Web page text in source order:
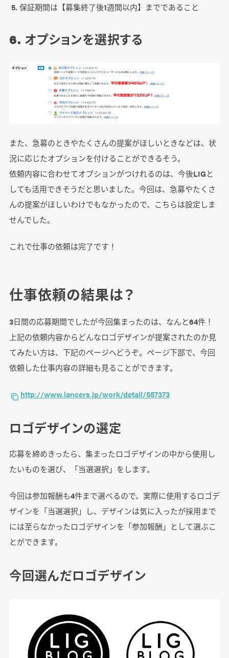
保証期間は【募集終了後1週間以内】までであること
6. オプションを選択する
また、急募のときやたくさんの提案がほしいときなどは、状
況に応じたオプションを付けることができるそう。
依頼内容に合わせてオプションがつけれるのは、今後LIGと
しても活用できそうだと思いました。今回は、急募やたくさ
んの提案がほしいわけでもなかったので、こちらは設定しま
せんでした。
これで仕事の依頼は完了です！
仕事依頼の結果は？
3日間の応募期間でしたが今回集まったのは、なんと64件！
上記の依頼内容からどんなロゴデザインが提案されたのか見
てみたい方は、下記のページへどうぞ。ページ下部で、今回
依頼した仕事内容の詳細も見ることができます。
http://www.lancers.jp/work/detail/557373
ロゴデザインの選定
応募を締めきったら、集まったロゴデザインの中から使用し
たいものを選び、「当選選択」をします。
今回は参加報酬も4件まで選べるので、実際に使用するロゴデ
ザインを「当選選択」し、デザインは気に入ったが採用まで
には至らなかったロゴデザインを「参加報酬」として選ぶこ
とができます。
今回選んだロゴデザイン